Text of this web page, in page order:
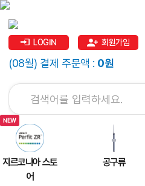
LOGIN 회원가입
(08월) 결제 주문액 : 0원
지르코니아 스토
어
공구류